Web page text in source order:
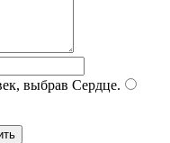
выбрав Сердце.